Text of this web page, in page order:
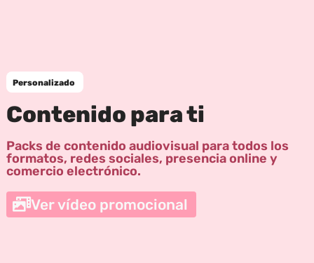
Personalizado
Contenido para ti
Packs de contenido audiovisual para todos los
formatos, redes sociales, presencia online y
comercio electrónico.
Ver vídeo promocional